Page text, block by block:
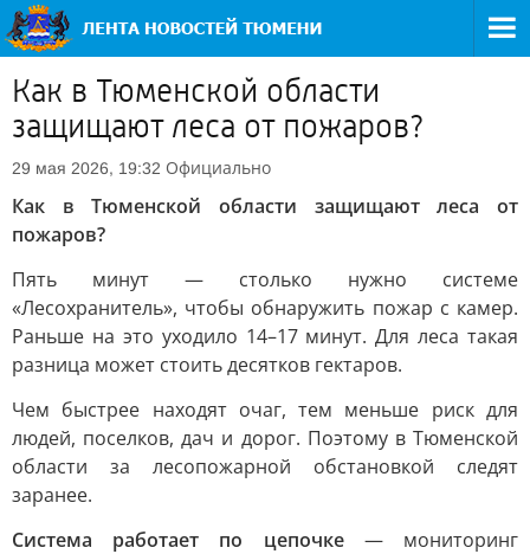
Как в Тюменской области
защищают леса от пожаров?
29 мая 2026, 19:32 Официально
Как в Тюменской области защищают леса от
пожаров?
Пять минут — столько нужно системе
«Лесохранитель», чтобы обнаружить пожар с камер.
Раньше на это уходило 14–17 минут. Для леса такая
разница может стоить десятков гектаров.
Чем быстрее находят очаг, тем меньше риск для
людей, поселков, дач и дорог. Поэтому в Тюменской
области за лесопожарной обстановкой следят
заранее.
Система работает по цепочке— мониторинг